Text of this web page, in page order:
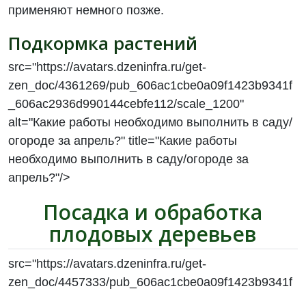
применяют немного позже.
Подкормка растений
src="https://avatars.dzeninfra.ru/get-
zen_doc/4361269/pub_606ac1cbe0a09f1423b9341f
_606ac2936d990144cebfe112/scale_1200"
alt="Какие работы необходимо выполнить в саду/
огороде за апрель?" title="Какие работы
необходимо выполнить в саду/огороде за
апрель?"/>
Посадка и обработка
плодовых деревьев
src="https://avatars.dzeninfra.ru/get-
zen_doc/4457333/pub_606ac1cbe0a09f1423b9341f